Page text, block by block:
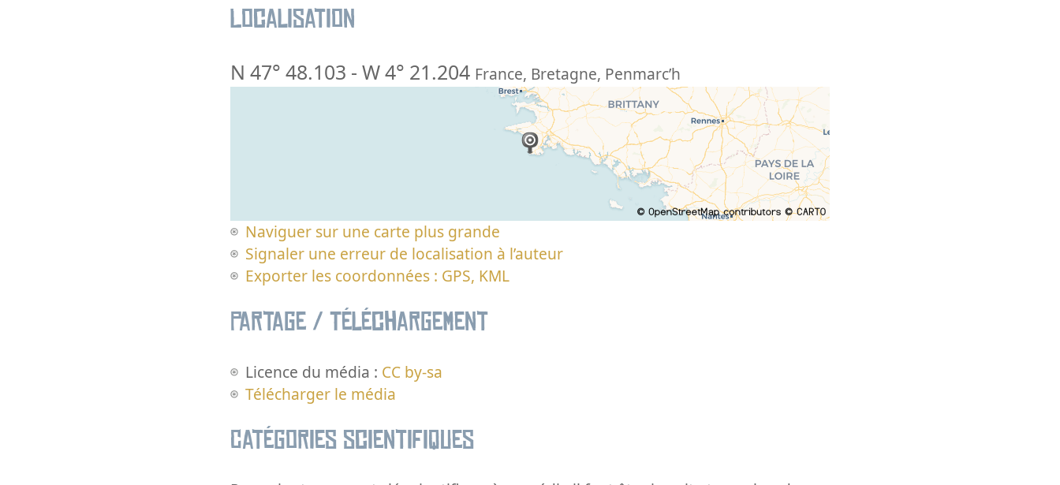
Localisation
N 47° 48.103 - W 4° 21.204 France, Bretagne, Penmarc’h
Naviguer sur une carte plus grande
Signaler une erreur de localisation à l’auteur
Exporter les coordonnées : GPS, KML
Partage / Téléchargement
Licence du média : CC by-sa
Télécharger le média
Catégories scientifiques